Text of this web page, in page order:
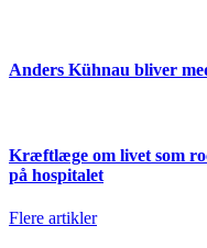
Anders Kühnau bliver
Kræftlæge om livet som
på hospitalet
Flere artikler